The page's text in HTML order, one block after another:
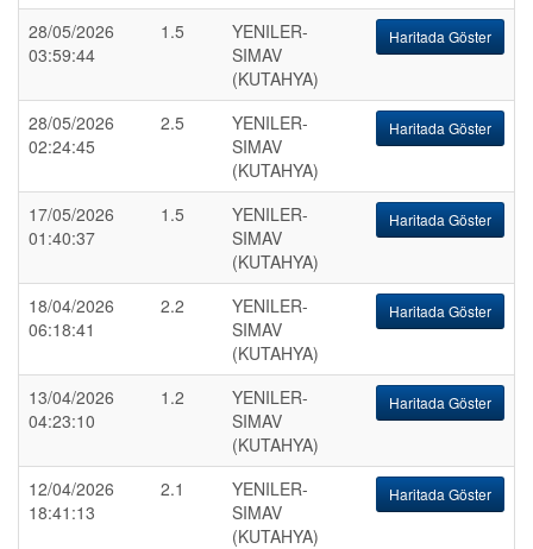
28/05/2026
03:59:44
1.5
YENILER-
SIMAV
(KUTAHYA)
Haritada Göster
28/05/2026
02:24:45
2.5
YENILER-
SIMAV
(KUTAHYA)
Haritada Göster
17/05/2026
01:40:37
1.5
YENILER-
SIMAV
(KUTAHYA)
Haritada Göster
18/04/2026
06:18:41
2.2
YENILER-
SIMAV
(KUTAHYA)
Haritada Göster
13/04/2026
04:23:10
1.2
YENILER-
SIMAV
(KUTAHYA)
Haritada Göster
12/04/2026
18:41:13
2.1
YENILER-
SIMAV
(KUTAHYA)
Haritada Göster